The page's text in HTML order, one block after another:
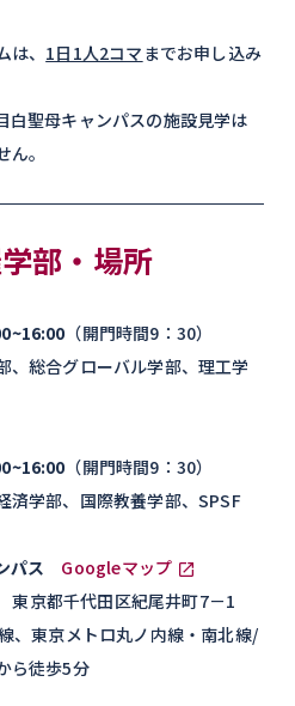
、 1日1人2コマ までお申し込み
聖母キャンパスの施設見学は
。
部・場所
（開門時間9：30）
、総合グローバル学部、理工学
（開門時間9：30）
済学部、国際教養学部、SPSF
パス
Googleマップ
京都千代田区紀尾井町7－1
、東京メトロ丸ノ内線・南北線/
ら徒歩5分